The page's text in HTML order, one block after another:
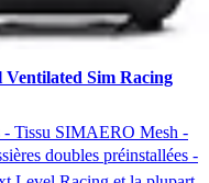
Sim Racing
- Tissu SIMAERO Mesh -
doubles préinstallées -